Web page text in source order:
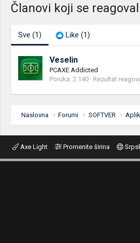
Članovi koji se
Sve (1) Like (1)
Veselin
PCAXE Addicted
Poruka 2.140 Rezultat
Naslovna Forumi SOFTVER
Axe Light Promenite širina